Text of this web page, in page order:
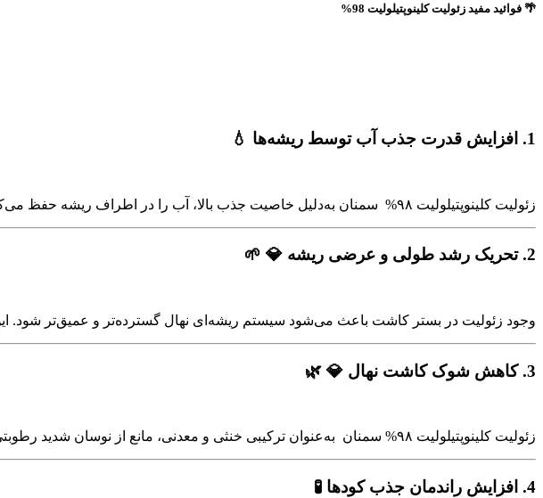
🌴 فوائید مفید زئولیت کلینوپتیلولیت 98%
1. افزایش قدرت جذب آب توسط ریشه‌ها 💧
زئولیت کلینوپتیلولیت ۹۸% سمنان به‌دلیل خاصیت جذب بالا، آب را در اطراف ریشه حفظ می‌کند و به‌تدریج در اختیار گیاه قرار می‌دهد. این ویژگی در مناطق کم‌آب یا با آبیاری محدود بسیار مفید است.
2. تحریک رشد طولی و عرضی ریشه 💎 🌱
وجود زئولیت در بستر کاشت باعث می‌شود سیستم ریشه‌ای نهال گسترده‌تر و عمیق‌تر شود. این
3. کاهش شوک کاشت نهال 💎 🌿
زئولیت کلینوپتیلولیت ۹۸% سمنان به‌عنوان ترکیبی خنثی و معدنی، مانع از نوسان شدید رطوبتی و شوری می‌شود و نهال در زمان کاشت، دچار تنش کمتری می‌گردد.
4. افزایش راندمان جذب کودها 🧪